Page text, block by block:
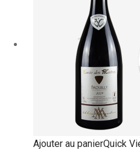
Ajouter au panierQuick